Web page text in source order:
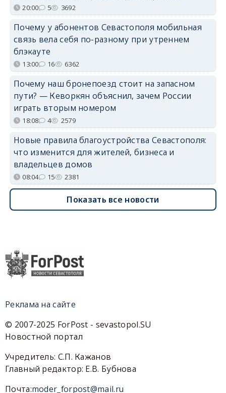
20:00 5 3692
Почему у абонентов Севастополя мобильная
связь вела себя по-разному при утреннем
блэкауте
13:00 16 6362
Почему наш бронепоезд стоит на запасном
пути? — Кеворкян объяснил, зачем России
играть вторым номером
18:08 4 2579
Новые правила благоустройства Севастополя:
что изменится для жителей, бизнеса и
владельцев домов
08:04 15 2381
Показать все новости
Реклама на сайте
© 2007-2025 ForPost - sevastopol.SU
Новостной портал
Учредитель: С.П. Кажанов
Главный редактор: Е.В. Бубнова
Почта:moder_forpost@mail.ru